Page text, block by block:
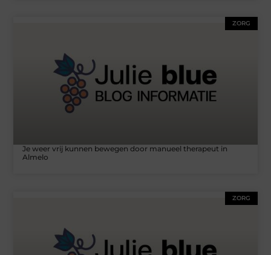
ZORG
Je weer vrij kunnen bewegen door manueel therapeut in
Almelo
ZORG